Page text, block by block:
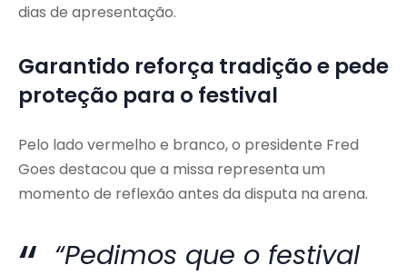
dias de apresentação.
Garantido reforça tradição e pede
proteção para o festival
Pelo lado vermelho e branco, o presidente Fred
Goes destacou que a missa representa um
momento de reflexão antes da disputa na arena.
“Pedimos que o festival